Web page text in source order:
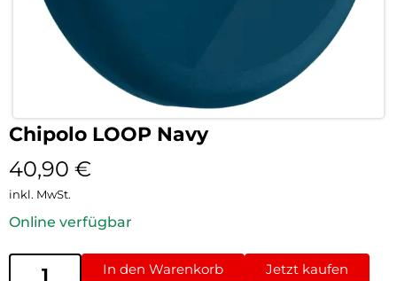
Chipolo LOOP Navy
40,90 €
inkl. MwSt.
Online verfügbar
In den Warenkorb Jetzt kaufen